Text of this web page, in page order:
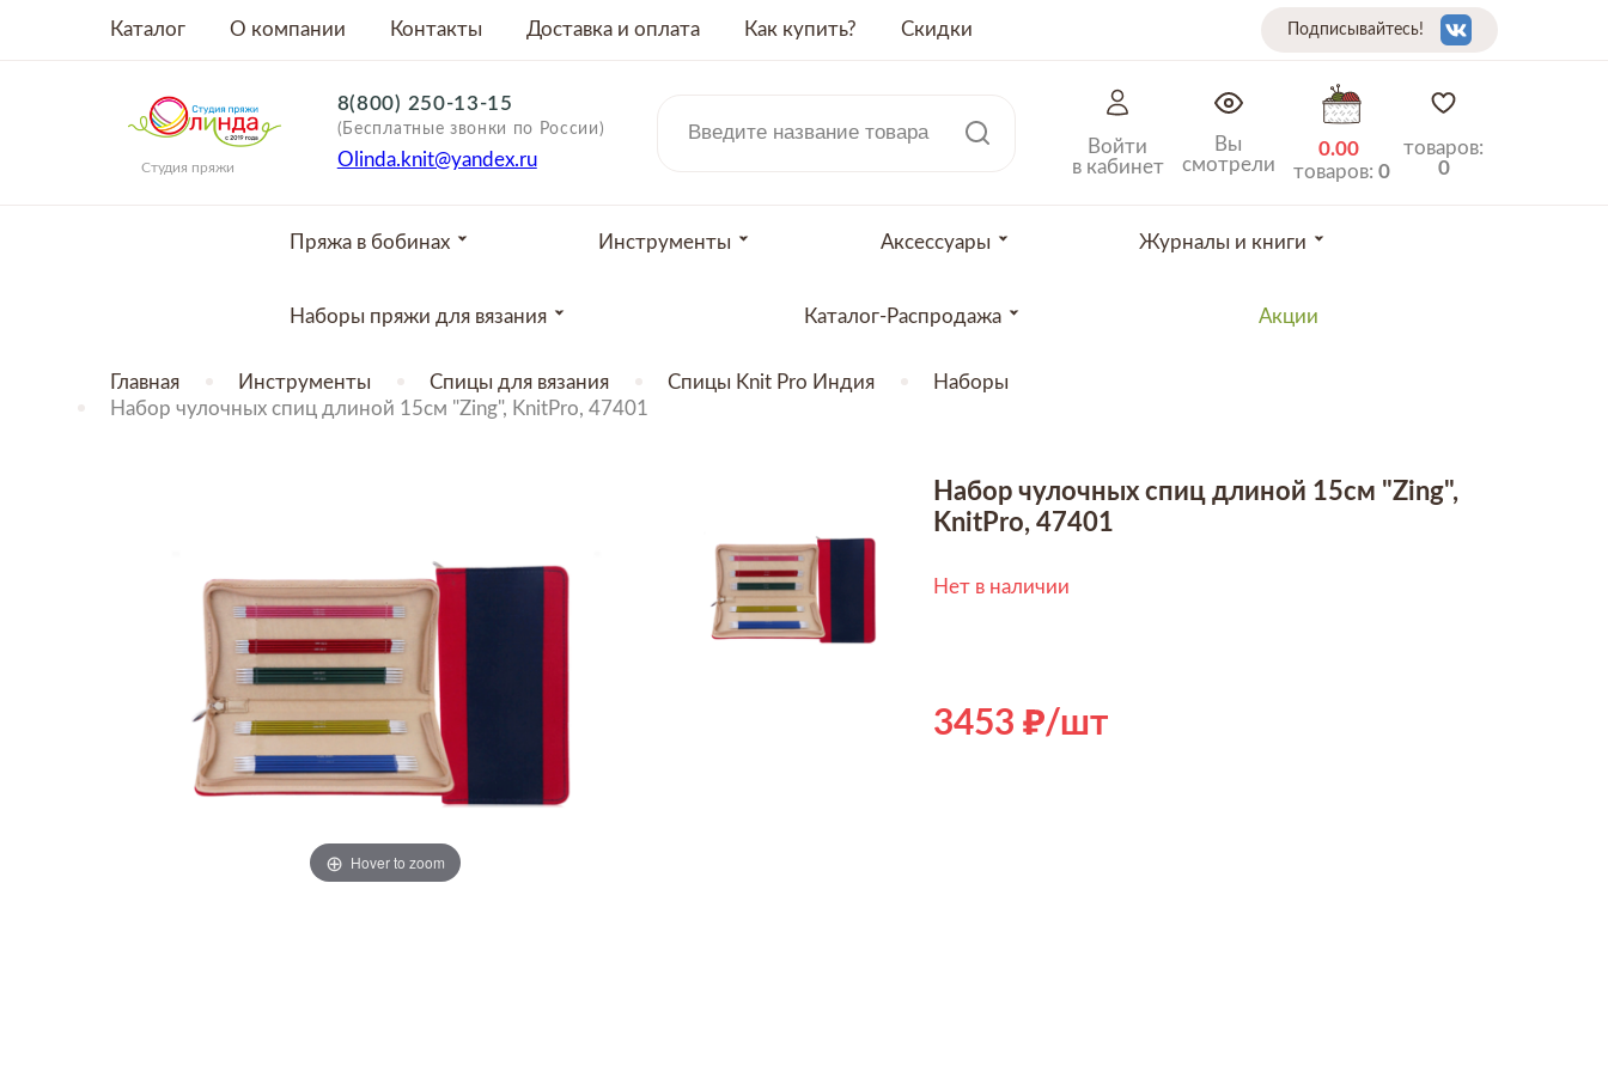
Каталог О компании Контакты Доставка и оплата Как купить? Скидки Подписывайтесь!
Студия пряжи
8(800) 250-13-15
(Бесплатные звонки по России)
Olinda.knit@yandex.ru
Войти
в кабинет
Вы
смотрели
0.00
товаров: 0
товаров:
0
Пряжа в бобинах Инструменты Аксессуары Журналы и книги
Наборы пряжи для вязания Каталог-Распродажа Акции
Главная Инструменты Спицы для вязания Спицы Knit Pro Индия
Наборы
Набор чулочных спиц длиной 15см "Zing", KnitPro, 47401
Hover to zoom
Набор чулочных спиц длиной 15см "Zing",
KnitPro, 47401
Нет в наличии
3453 /шт